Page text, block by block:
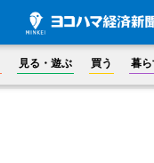
見る・遊ぶ 買う 暮ら